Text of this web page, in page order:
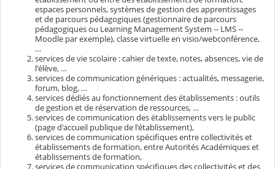
espaces personnels, systèmes de gestion des apprentissages
et de parcours pédagogiques (gestionnaire de parcours
pédagogiques ou Learning Management System -- LMS --
Moodle par exemple), classe virtuelle en visio/webconférence,
…
services de vie scolaire : cahier de texte, notes, absences, vie de
l'élève, …
services de communication génériques : actualités, messagerie,
forum, blog, …
services dédiés au fonctionnement des établissements : outils
de gestion et de réservation de ressources, …
services de communication des établissements vers le public
(page d'accueil publique de l'établissement),
services de communication spécifiques entre collectivités et
établissements de formation, entre Autorités Académiques et
établissements de formation,